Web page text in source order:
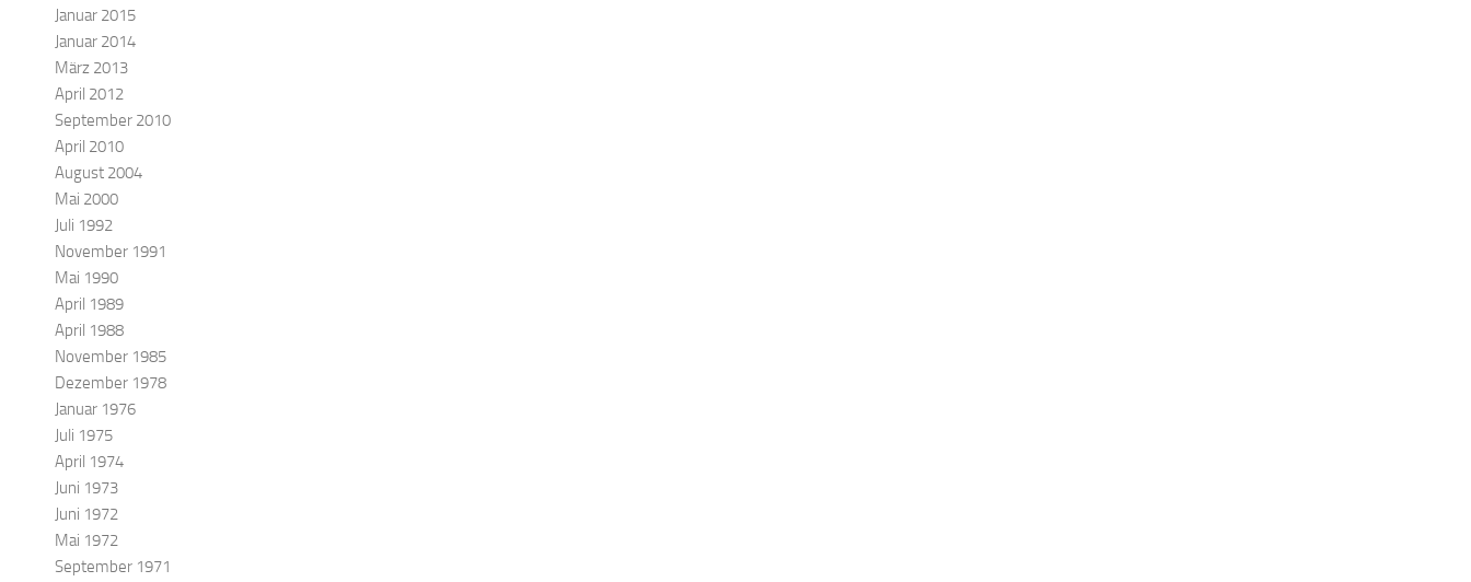
Januar 2015
Januar 2014
März 2013
April 2012
September 2010
April 2010
August 2004
Mai 2000
Juli 1992
November 1991
Mai 1990
April 1989
April 1988
November 1985
Dezember 1978
Januar 1976
Juli 1975
April 1974
Juni 1973
Juni 1972
Mai 1972
September 1971